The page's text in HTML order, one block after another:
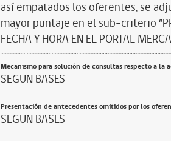
así empatados los oferentes, se
mayor puntaje en el sub-criterio
FECHA Y HORA EN EL PORTAL
Mecanismo para solución de consultas respecto a la
SEGUN BASES
Presentación de antecedentes omitidos por los
SEGUN BASES